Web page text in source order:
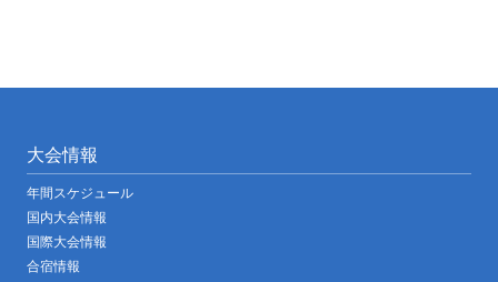
大会情報
年間スケジュール
国内大会情報
国際大会情報
合宿情報